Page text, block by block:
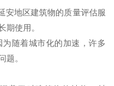
安地区建筑物的质量评估服
期使用。
随着城市化的加速，许多
题。